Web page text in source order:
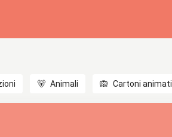
🐻 Animali 🙉 Cartoni animati